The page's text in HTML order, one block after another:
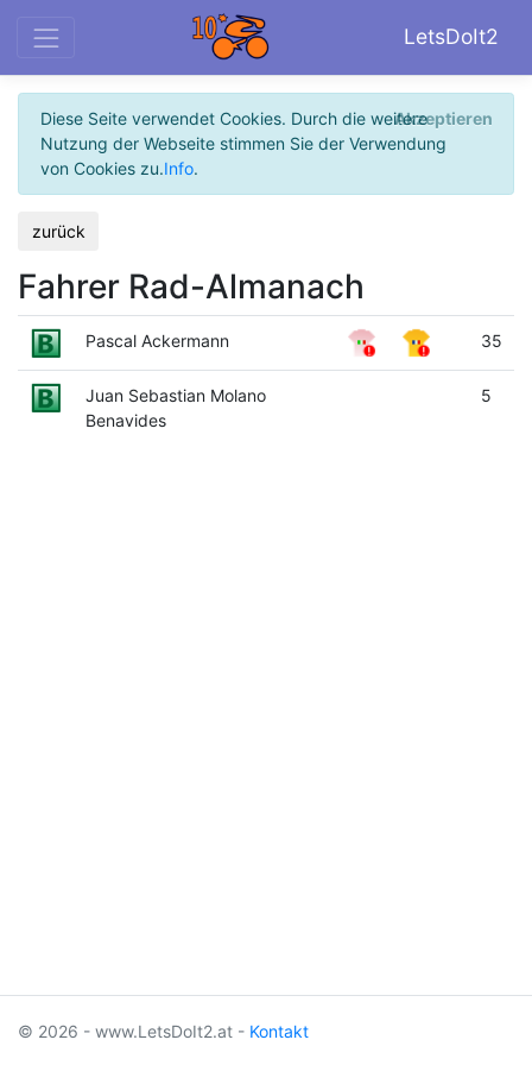
LetsDoIt2
Diese Seite verwendet Cookies. Durch die weitere
Nutzung der Webseite stimmen Sie der Verwendung
von Cookies zu.Info.
Akzeptieren
zurück
Fahrer Rad-Almanach
Pascal Ackermann 35
Juan Sebastian Molano
Benavides
5
© 2026 - www.LetsDoIt2.at - Kontakt